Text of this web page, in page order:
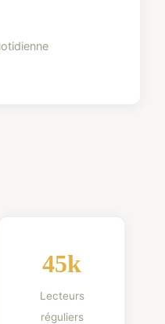
45k
Lecteurs
réguliers